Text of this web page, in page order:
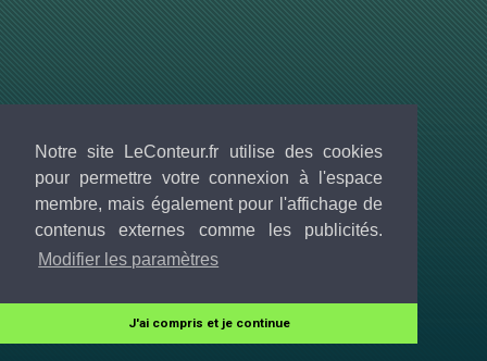
Notre site LeConteur.fr utilise des cookies
pour permettre votre connexion à l'espace
membre, mais également pour l'affichage de
contenus externes comme les publicités.
Modifier les paramètres
J'ai compris et je continue